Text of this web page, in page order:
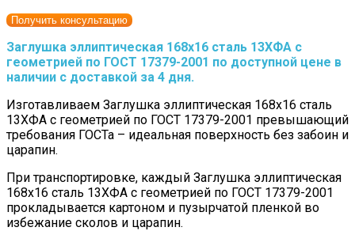
Получить консультацию
Заглушка эллиптическая 168х16 сталь 13ХФА с
геометрией по ГОСТ 17379-2001 по доступной цене в
наличии с доставкой за 4 дня.
Изготавливаем Заглушка эллиптическая 168х16 сталь
13ХФА с геометрией по ГОСТ 17379-2001 превышающий
требования ГОСТа – идеальная поверхность без забоин и
царапин.
При транспортировке, каждый Заглушка эллиптическая
168х16 сталь 13ХФА с геометрией по ГОСТ 17379-2001
прокладывается картоном и пузырчатой пленкой во
избежание сколов и царапин.